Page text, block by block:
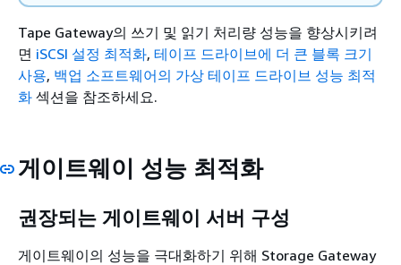
Tape Gateway의 쓰기 및 읽기 처리량 성능을 향상시키려
면 iSCSI 설정 최적화, 테이프 드라이브에 더 큰 블록 크기
사용, 백업 소프트웨어의 가상 테이프 드라이브 성능 최적
화 섹션을 참조하세요.
게이트웨이 성능 최적화
권장되는 게이트웨이 서버 구성
게이트웨이의 성능을 극대화하기 위해 Storage Gateway